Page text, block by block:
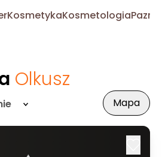
KosmetykaKosmetologia
Olkusz
Mapa